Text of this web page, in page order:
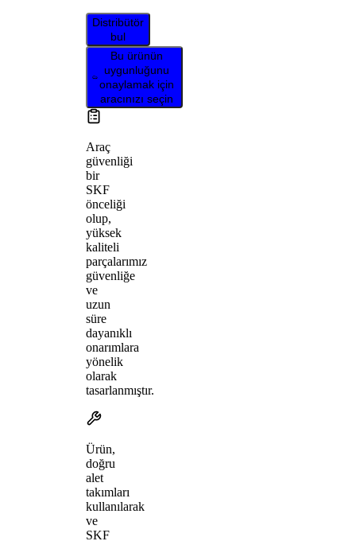
Distribütör
bul
Bu ürünün
uygunluğunu
onaylamak için
aracınızı seçin
Araç
güvenliği
bir
SKF
önceliği
olup,
yüksek
kaliteli
parçalarımız
güvenliğe
ve
uzun
süre
dayanıklı
onarımlara
yönelik
olarak
tasarlanmıştır.
Ürün,
doğru
alet
takımları
kullanılarak
ve
SKF